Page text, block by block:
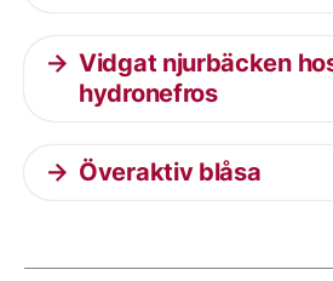
Vidgat njurbäcken
hydronefros
Överaktiv blåsa